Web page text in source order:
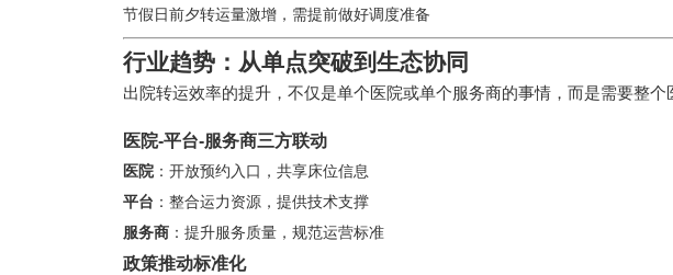
节假日前夕转运量激增，需提前做好调度准备
行业趋势：从单点突破到生态协同
出院转运效率的提升，不仅是单个医院或单个服务商的事情，而是需要整个
医院-平台-服务商三方联动
医院 ：开放预约入口，共享床位信息
平台 ：整合运力资源，提供技术支撑
服务商 ：提升服务质量，规范运营标准
政策推动标准化